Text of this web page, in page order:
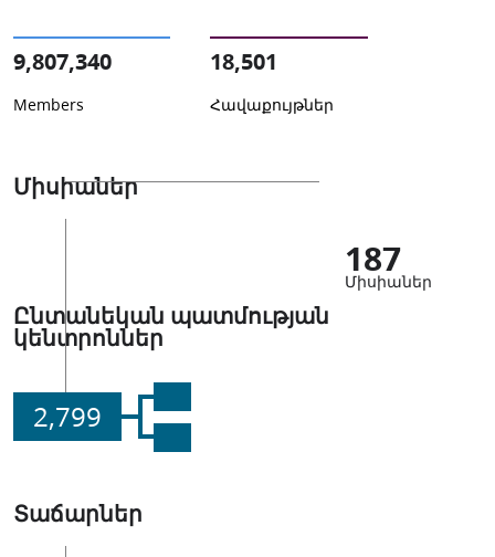
9,807,340
Members
18,501
Հավաքույթներ
Միսիաներ
187
Միսիաներ
Ընտանեկան պատմության
կենտրոններ
2,799
Տաճարներ